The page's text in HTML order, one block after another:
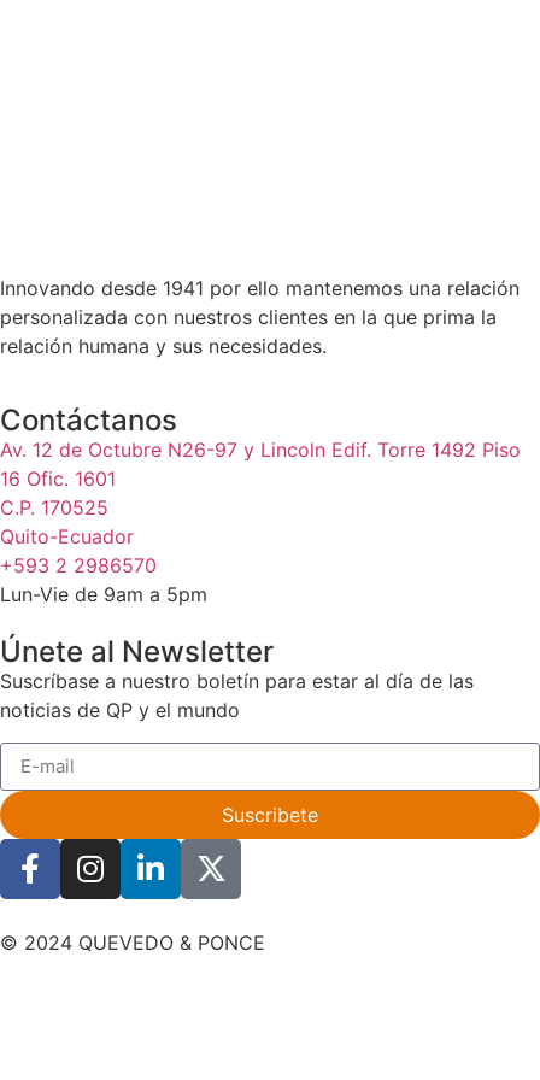
Innovando desde 1941 por ello mantenemos una relación
personalizada con nuestros clientes en la que prima la
relación humana y sus necesidades.
Contáctanos
Av. 12 de Octubre N26-97 y Lincoln Edif. Torre 1492 Piso
16 Ofic. 1601
C.P. 170525
Quito-Ecuador
+593 2 2986570
Lun-Vie de 9am a 5pm
Únete al Newsletter
Suscríbase a nuestro boletín para estar al día de las
noticias de QP y el mundo
Suscribete
© 2024 QUEVEDO & PONCE